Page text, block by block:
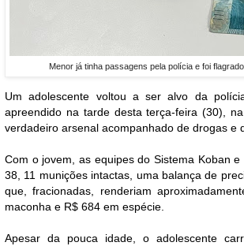
Menor já tinha passagens pela polícia e foi
Um adolescente voltou a ser alvo da
apreendido na tarde desta terça-feira (30),
verdadeiro arsenal acompanhado de drogas e
Com o jovem, as equipes do Sistema Koban
38, 11 munições intactas, uma balança de
que, fracionadas, renderiam
maconha e R$ 684 em espécie.
Apesar da pouca idade, o adolescente